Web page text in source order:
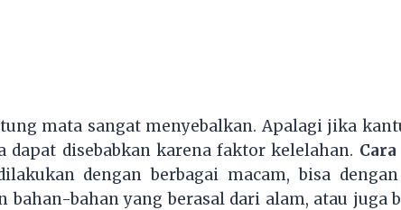
mata sangat menyebalkan. Apalagi jika
dapat disebabkan karena faktor kelelahan.
dengan berbagai macam, bisa
bahan-bahan yang berasal dari alam, atau juga